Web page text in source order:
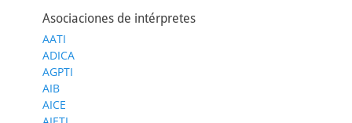
Asociaciones de intérpretes
AATI
ADICA
AGPTI
AIB
AICE